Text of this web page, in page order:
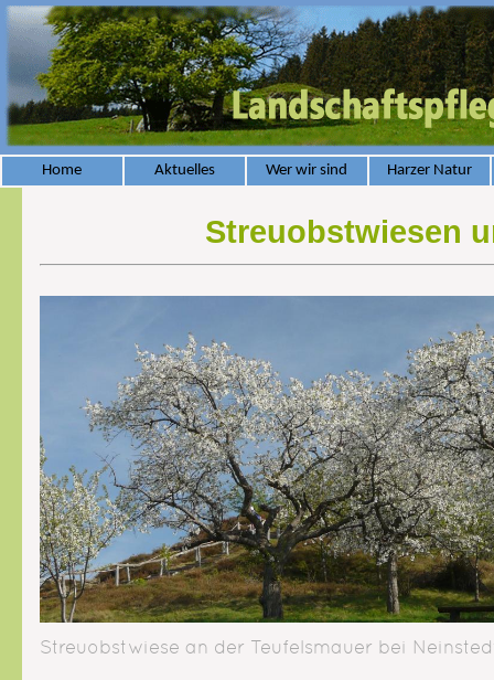
Home Aktuelles Wer wir sind Harzer Natur
Streuobstwiesen
Streuobstwiese an der Teufelsmauer bei